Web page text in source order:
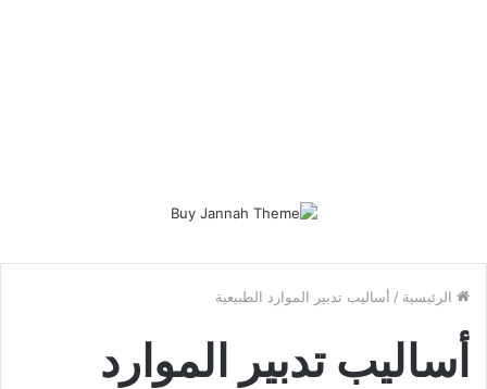
الرئيسية / أساليب تدبير الموارد الطبيعية
أساليب تدبير الموارد